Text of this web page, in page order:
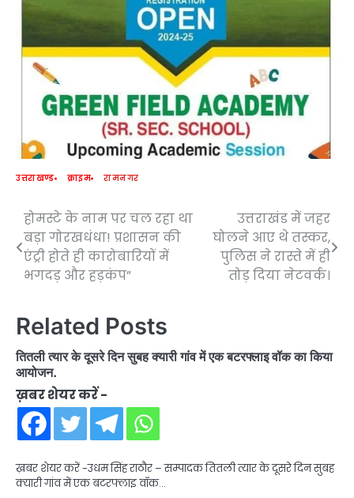
उत्तराखण्ड क्राइम रामनगर
Post
navigation
होमस्टे के नाम पर चल रहा था
बड़ा गोरखधंधा! प्रशासन की
एंट्री होते ही कारोबारियों में
भगदड़ और हड़कंप”
उत्तराखंड में जहर
घोलने आए थे तस्कर,
पुलिस ने रास्ते में ही
तोड़ दिया नेटवर्क।
Related Posts
तितली त्यार के दूसरे दिन सुबह क्यारी गांव में एक बटरफ्लाइ वॉक का किया
आयोजन.
ख़बर शेयर करें -
ख़बर शेयर करें -उधम सिंह राठौर – सम्पादक तितली त्यार के दूसरे दिन सुबह
क्यारी गांव में एक बटरफ्लाइ वॉक…